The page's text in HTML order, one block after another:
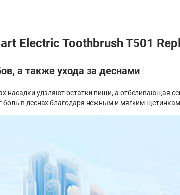
Electric Toothbrush T501
а также ухода за деснами
насадки удаляют остатки пищи, а отбеливающая
боль в деснах благодаря нежным и мягким